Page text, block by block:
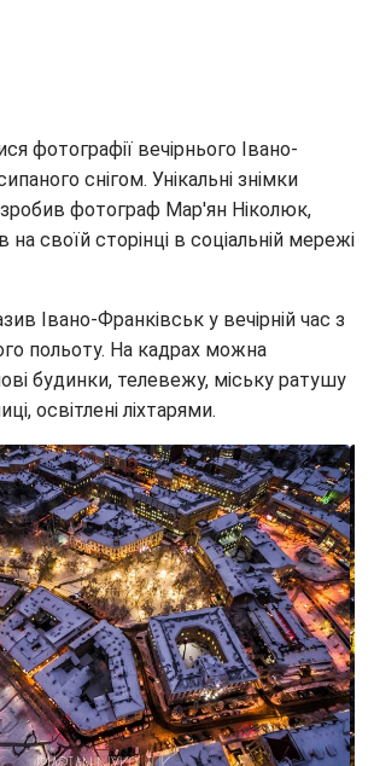
фотографії вечірнього Івано-
снігом. Унікальні знімки
фотограф Мар'ян Ніколюк,
на своїй сторінці в соціальній мережі
Івано-Франківськ у вечірній час з
польоту. На кадрах можна
будинки, телевежу, міську ратушу
освітлені ліхтарями.